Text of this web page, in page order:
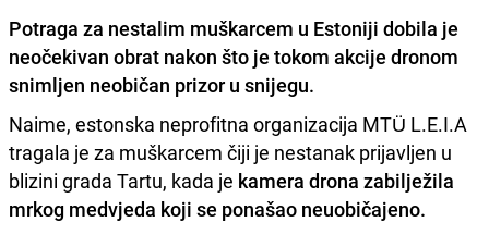
Potraga za nestalim muškarcem u Estoniji dobila je
neočekivan obrat nakon što je tokom akcije dronom
snimljen neobičan prizor u snijegu.
Naime, estonska neprofitna organizacija MTÜ L.E.I.A
tragala je za muškarcem čiji je nestanak prijavljen u
blizini grada Tartu, kada je kamera drona zabilježila
mrkog medvjeda koji se ponašao neuobičajeno.